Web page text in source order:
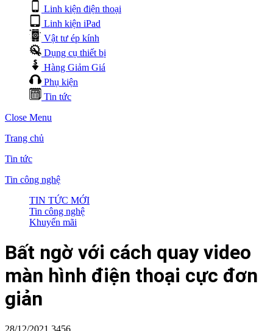
Linh kiện điện thoại
Linh kiện iPad
Vật tư ép kính
Dụng cụ thiết bị
Hàng Giảm Giá
Phụ kiện
Tin tức
Close Menu
Trang chủ
Tin tức
Tin công nghệ
TIN TỨC MỚI
Tin công nghệ
Khuyến mãi
Bất ngờ với cách quay video
màn hình điện thoại cực đơn
giản
28/12/2021 3456